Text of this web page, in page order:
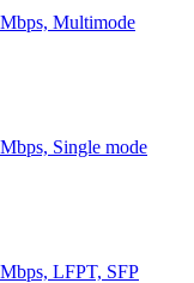
Multimode
Single mode
LFPT, SFP